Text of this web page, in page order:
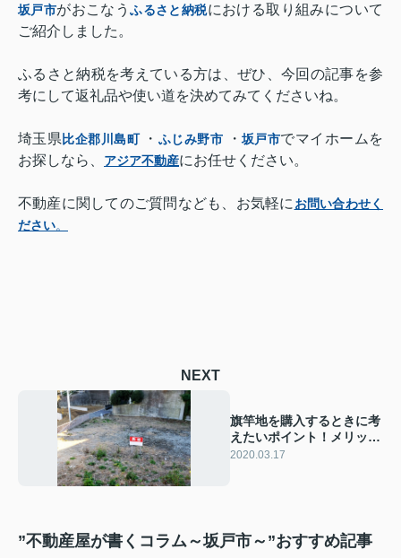
坂戸市がおこなうふるさと納税における取り組みについて
ご紹介しました。
ふるさと納税を考えている方は、ぜひ、今回の記事を参
考にして返礼品や使い道を決めてみてくださいね。
埼玉県 比企郡川島町・ ふじみ野市 ・坂戸市でマイホームを
お探しなら、 アジア不動産にお任せください。
不動産に関してのご質問なども、お気軽に お問い合わせく
ださい。
NEXT
旗竿地を購入するときに考
えたいポイント！メリッ
ト・デメリットとは？
2020.03.17
”不動産屋が書くコラム～坂戸市～”おすすめ記事